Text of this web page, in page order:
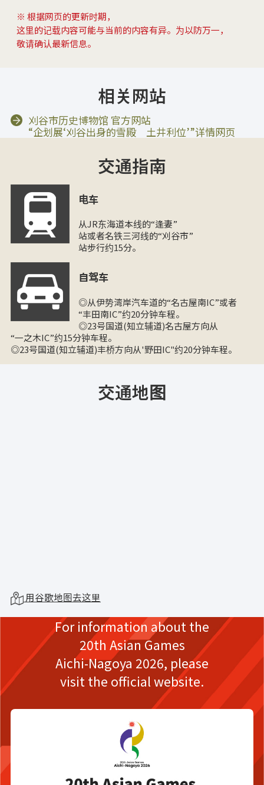
※ 根据网页的更新时期，
这里的记载内容可能与当前的内容有异。为以防万一，
敬请确认最新信息。
相关网站
刈谷市历史博物馆 官方网站
“企划展‘刈谷出身的雪殿 土井利位’”详情网页
交通指南
电车
从JR东海道本线的“逢妻”
站或者名铁三河线的“刈谷市”
站步行约15分。
自驾车
◎从伊势湾岸汽车道的“名古屋南IC”或者
“丰田南IC”约20分钟车程。
◎23号国道(知立辅道)名古屋方向从
“一之木IC”约15分钟车程。
◎23号国道(知立辅道)丰桥方向从'野田IC"约20分钟车程。
交通地图
用谷歌地图去这里
For information about the
20th Asian Games
Aichi-Nagoya 2026, please
visit the official website.